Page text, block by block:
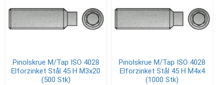
Pinolskrue M/Tap ISO 4028
Elforzinket Stål 45 H M3x20
(500 Stk)
Pinolskrue M/Tap ISO 4028
Elforzinket Stål 45 H M4x4
(1000 Stk)